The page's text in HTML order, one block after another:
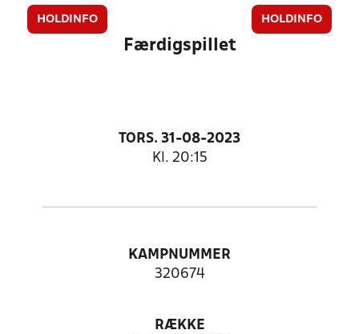
HOLDINFO HOLDINFO
Færdigspillet
TORS. 31-08-2023
Kl. 20:15
KAMPNUMMER
320674
RÆKKE